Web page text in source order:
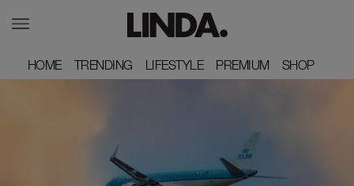
HOME
HOME TRENDING
TRENDING LIFESTYLE
LIFESTYLE PREMIUM
PREMIUM SHOP
SHOP